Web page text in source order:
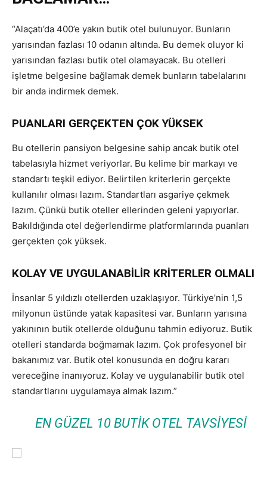
“Alaçatı’da 400’e yakın butik otel bulunuyor. Bunların
yarısından fazlası 10 odanın altında. Bu demek oluyor ki
yarısından fazlası butik otel olamayacak. Bu otelleri
işletme belgesine bağlamak demek bunların tabelalarını
bir anda indirmek demek.
PUANLARI GERÇEKTEN ÇOK YÜKSEK
Bu otellerin pansiyon belgesine sahip ancak butik otel
tabelasıyla hizmet veriyorlar. Bu kelime bir markayı ve
standartı teşkil ediyor. Belirtilen kriterlerin gerçekte
kullanılır olması lazım. Standartları asgariye çekmek
lazım. Çünkü butik oteller ellerinden geleni yapıyorlar.
Bakıldığında otel değerlendirme platformlarında puanları
gerçekten çok yüksek.
KOLAY VE UYGULANABİLİR KRİTERLER OLMALI
İnsanlar 5 yıldızlı otellerden uzaklaşıyor. Türkiye’nin 1,5
milyonun üstünde yatak kapasitesi var. Bunların yarısına
yakınının butik otellerde olduğunu tahmin ediyoruz. Butik
otelleri standarda boğmamak lazım. Çok profesyonel bir
bakanımız var. Butik otel konusunda en doğru kararı
vereceğine inanıyoruz. Kolay ve uygulanabilir butik otel
standartlarını uygulamaya almak lazım.”
EN GÜZEL 10 BUTIK OTEL TAVSIYESI